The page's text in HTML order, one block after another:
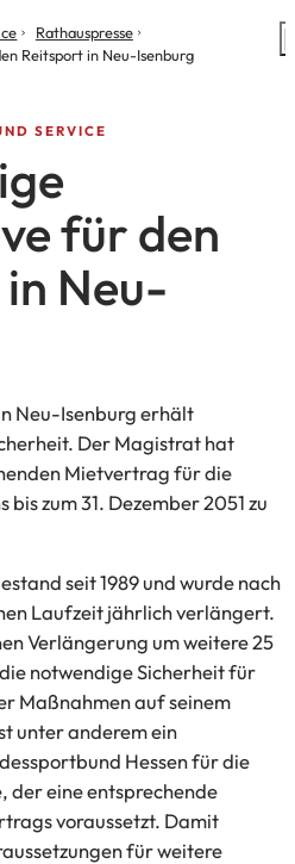
Rathauspresse
Reitsport in Neu-Isenburg
SERVICE
für den
Neu-
Neu-Isenburg erhält
Der Magistrat hat
Mietvertrag für die
bis zum 31. Dezember 2051 zu
seit 1989 und wurde nach
Laufzeit jährlich verlängert.
Verlängerung um weitere 25
notwendige Sicherheit für
Maßnahmen auf seinem
unter anderem ein
Hessen für die
der eine entsprechende
voraussetzt. Damit
für weitere